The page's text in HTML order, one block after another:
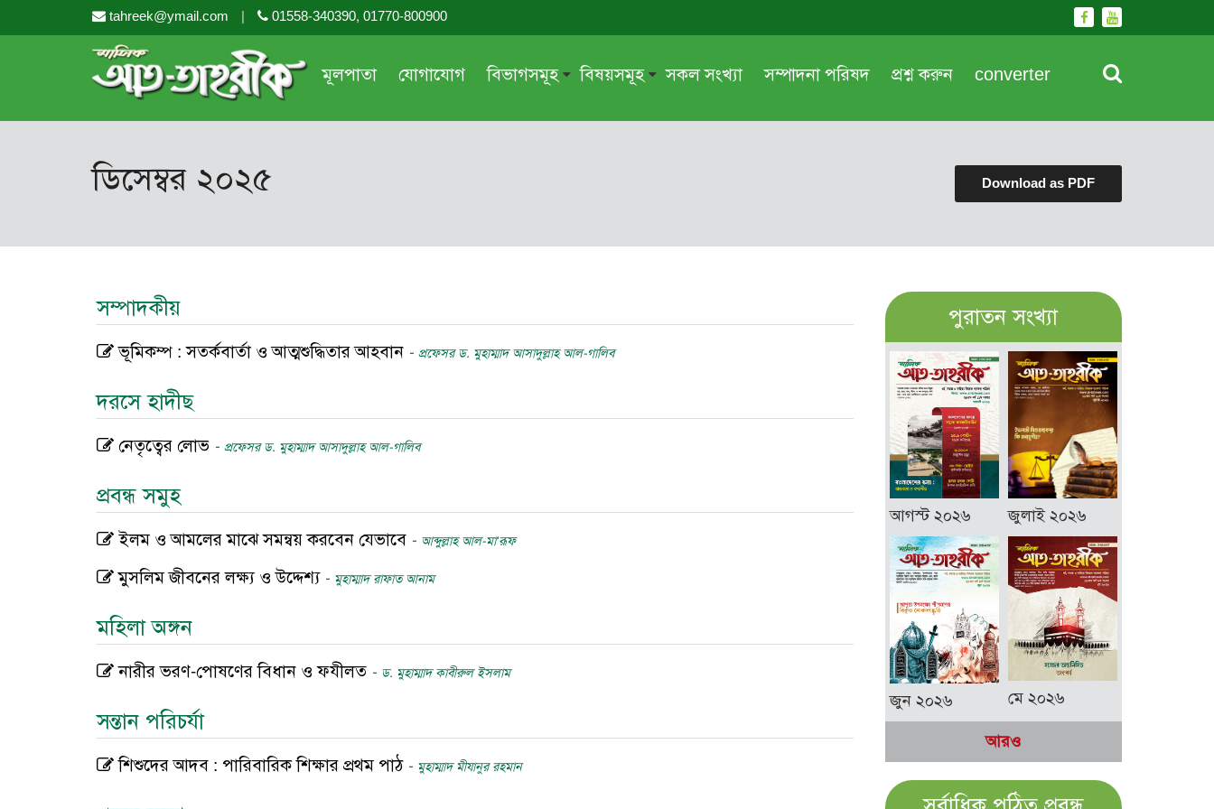
tahreek@ymail.com | 01558-340390, 01770-800900
মূলপাতা যোগাযোগ বিভাগসমূহ
প্রবন্ধ সমুহ
মহিলা অঙ্গন
বিষয়সমূহ
আত্মশুদ্ধি
তারবিয়াত
সকল সংখ্যা সম্পাদনা পরিষদ প্রশ্ন করুন converter
ডিসেম্বর ২০২৫ Download as PDF
সম্পাদকীয়
ভূমিকম্প : সতর্কবার্তা ও আত্মশুদ্ধিতার আহবান - প্রফেসর ড. মুহাম্মাদ আসাদুল্লাহ আল-গালিব
দরসে হাদীছ
নেতৃত্বের লোভ - প্রফেসর ড. মুহাম্মাদ আসাদুল্লাহ আল-গালিব
প্রবন্ধ সমুহ
ইলম ও আমলের মাঝে সমন্বয় করবেন যেভাবে - আব্দুল্লাহ আল-মা‘রূফ
মুসলিম জীবনের লক্ষ্য ও উদ্দেশ্য - মুহাম্মাদ রাফাত আনাম
মহিলা অঙ্গন
নারীর ভরণ-পোষণের বিধান ও ফযীলত - ড. মুহাম্মাদ কাবীরুল ইসলাম
সন্তান পরিচর্যা
শিশুদের আদব : পারিবারিক শিক্ষার প্রথম পাঠ - মুহাম্মাদ মীযানুর রহমান
পুরাতন সংখ্যা
আগস্ট ২০২৬ জুলাই ২০২৬
জুন ২০২৬ মে ২০২৬
আরও